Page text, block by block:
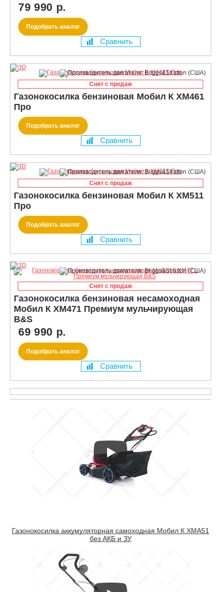
79 990 р.
Подобрать аналог
Сравнить
Снят с продаж
Газонокосилка бензиновая Мобил К XM461
Про
Подобрать аналог
Сравнить
Снят с продаж
Газонокосилка бензиновая Мобил К XM511
Про
Подобрать аналог
Сравнить
Снят с продаж
Газонокосилка бензиновая несамоходная
Мобил К XM471 Премиум мульчирующая
B&S
69 990 р.
Подобрать аналог
Сравнить
Газонокосилка аккумуляторная самоходная Мобил К XMA51
без АКБ и ЗУ